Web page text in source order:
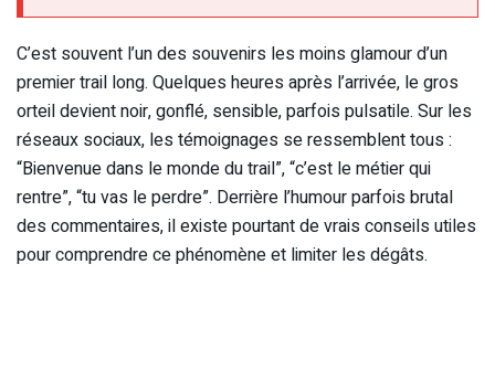
C’est souvent l’un des souvenirs les moins glamour d’un
premier trail long. Quelques heures après l’arrivée, le gros
orteil devient noir, gonflé, sensible, parfois pulsatile. Sur les
réseaux sociaux, les témoignages se ressemblent tous :
“Bienvenue dans le monde du trail”, “c’est le métier qui
rentre”, “tu vas le perdre”. Derrière l’humour parfois brutal
des commentaires, il existe pourtant de vrais conseils utiles
pour comprendre ce phénomène et limiter les dégâts.